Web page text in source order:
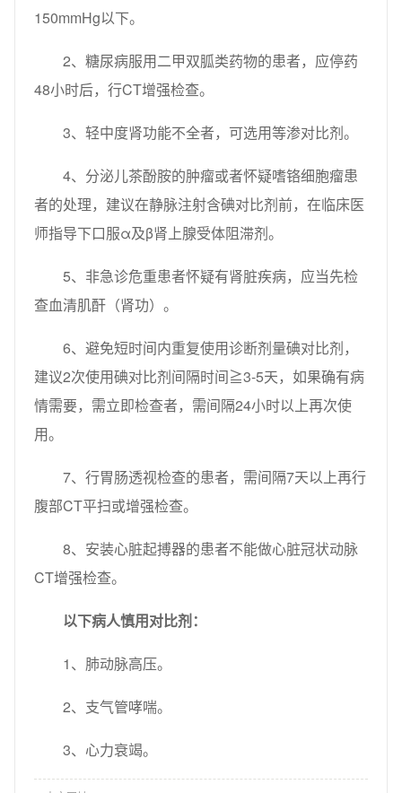
150mmHg以下。
2、糖尿病服用二甲双胍类药物的患者，应停药
48小时后，行CT增强检查。
3、轻中度肾功能不全者，可选用等渗对比剂。
4、分泌儿茶酚胺的肿瘤或者怀疑嗜铬细胞瘤患
者的处理，建议在静脉注射含碘对比剂前，在临床医
师指导下口服α及β肾上腺受体阻滞剂。
5、非急诊危重患者怀疑有肾脏疾病，应当先检
查血清肌酐（肾功）。
6、避免短时间内重复使用诊断剂量碘对比剂，
建议2次使用碘对比剂间隔时间≧3-5天，如果确有病
情需要，需立即检查者，需间隔24小时以上再次使
用。
7、行胃肠透视检查的患者，需间隔7天以上再行
腹部CT平扫或增强检查。
8、安装心脏起搏器的患者不能做心脏冠状动脉
CT增强检查。
以下病人慎用对比剂：
1、肺动脉高压。
2、支气管哮喘。
3、心力衰竭。